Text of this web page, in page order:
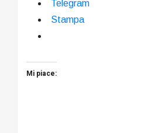
Telegram
Stampa
Mi piace: